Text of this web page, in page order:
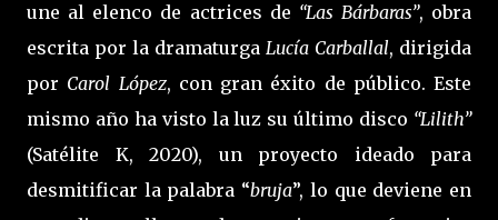
une al elenco de actrices de “Las Bárbaras”, obra
escrita por la dramaturga Lucía Carballal, dirigida
por Carol López, con gran éxito de público. Este
mismo año ha visto la luz su último disco “Lilith”
(Satélite K, 2020), un proyecto ideado para
desmitificar la palabra “bruja”, lo que deviene en